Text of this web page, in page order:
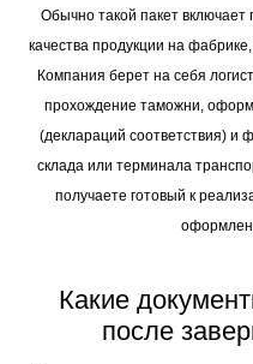
Обычно такой пакет включает
качества продукции на
Компания берет на себя
прохождение таможни,
(деклараций соответствия) и
склада или терминала
получаете готовый к
Какие
после